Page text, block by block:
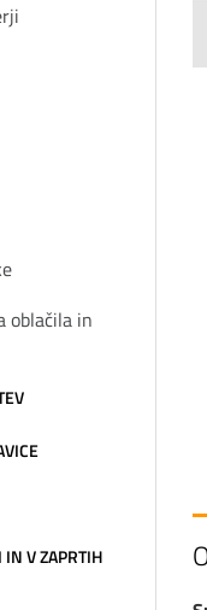
oblačila in
V ZAPRTIH